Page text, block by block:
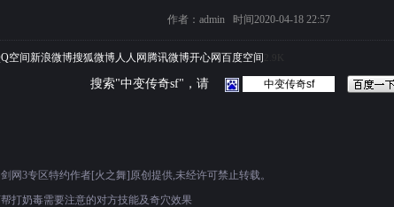
作者：admin 时间2020-04-18 22:57
空间新浪微博搜狐微博人人网 腾讯微博开心网百度空间
搜索"中变传奇sf"，请
网3专区特约作者[火之舞]原创提供,未经许可禁止转载。
打奶毒需要注意的对方技能及奇穴效果